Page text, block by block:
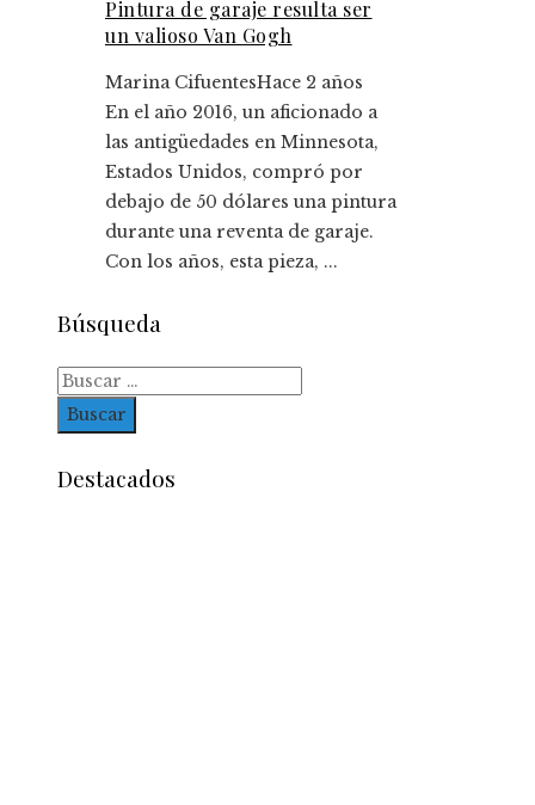
Pintura de garaje resulta ser
un valioso Van Gogh
Marina CifuentesHace 2 años
En el año 2016, un aficionado a
las antigüedades en Minnesota,
Estados Unidos, compró por
debajo de 50 dólares una pintura
durante una reventa de garaje.
Con los años, esta pieza, ...
Búsqueda
Buscar:
Destacados